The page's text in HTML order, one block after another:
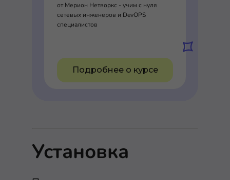
от Мерион Нетворкс - учим с нуля
сетевых инженеров и DevOPS
специалистов
Подробнее о курсе
Установка